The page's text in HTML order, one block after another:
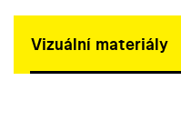
Vizuální materiály